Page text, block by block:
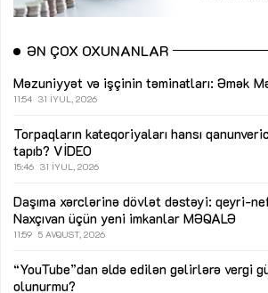
ƏN ÇOX OXUNANLAR
Məzuniyyət və işçinin təminatları: Əmək
11:54 31 İYUL, 2026
Torpaqların kateqoriyaları hansı
tapıb? VİDEO
15:46 31 İYUL, 2026
Daşıma xərclərinə dövlət dəstəyi: qeyri-
Naxçıvan üçün yeni imkanlar MƏQALƏ
11:59 5 AVQUST, 2026
“YouTube”dan əldə edilən gəlirlərə vergi
olunurmu?